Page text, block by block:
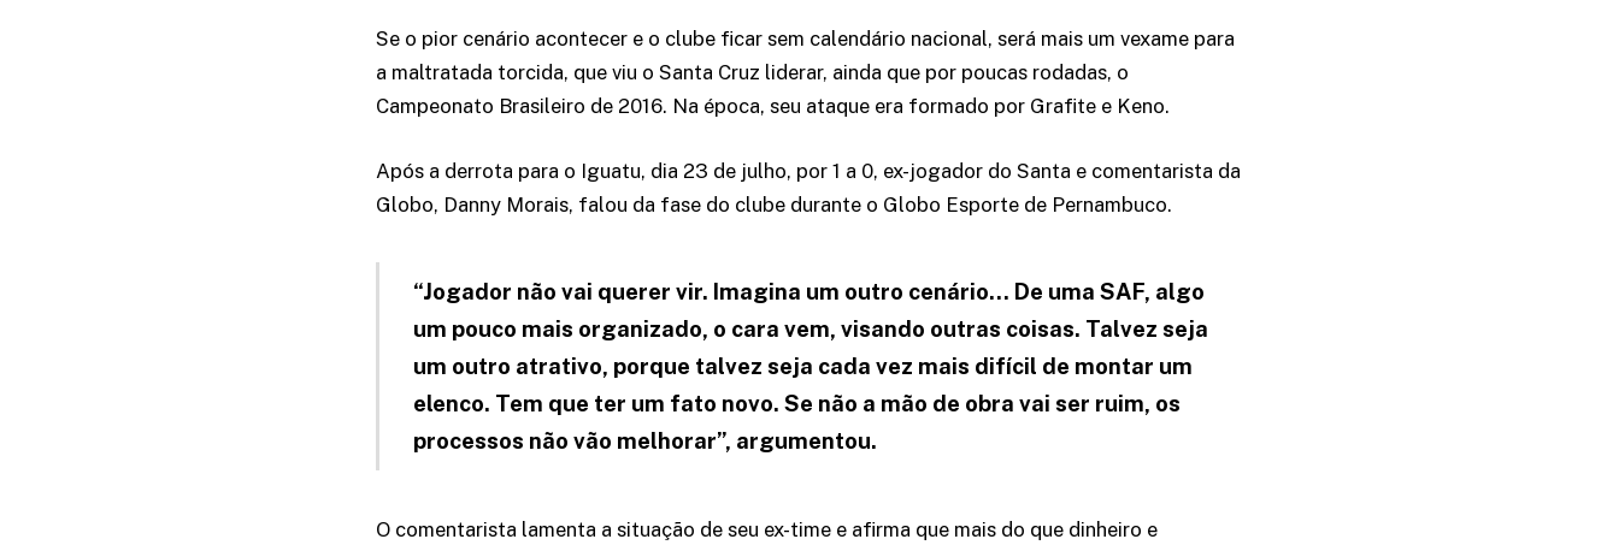
Se o pior cenário acontecer e o clube ficar sem calendário nacional, será mais um vexame para
a maltratada torcida, que viu o Santa Cruz liderar, ainda que por poucas rodadas, o
Campeonato Brasileiro de 2016. Na época, seu ataque era formado por Grafite e Keno.
Após a derrota para o Iguatu, dia 23 de julho, por 1 a 0, ex-jogador do Santa e comentarista da
Globo, Danny Morais, falou da fase do clube durante o Globo Esporte de Pernambuco.
“Jogador não vai querer vir. Imagina um outro cenário… De uma SAF, algo
um pouco mais organizado, o cara vem, visando outras coisas. Talvez seja
um outro atrativo, porque talvez seja cada vez mais difícil de montar um
elenco. Tem que ter um fato novo. Se não a mão de obra vai ser ruim, os
processos não vão melhorar”, argumentou.
O comentarista lamenta a situação de seu ex-time e afirma que mais do que dinheiro e